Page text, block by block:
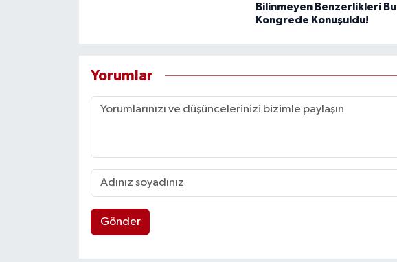
Bilinmeyen Benzerlikleri Bu
Kongrede Konuşuldu!
Yorumlar
Gönder